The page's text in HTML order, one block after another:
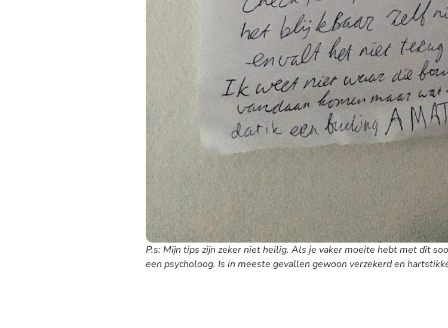
P.s: Mijn tips zijn zeker niet heilig. Als je vaker moeite hebt met dit
een psycholoog. Is in meeste gevallen gewoon verzekerd en